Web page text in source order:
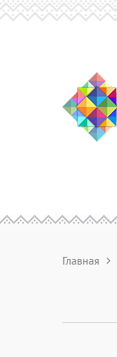
Главная